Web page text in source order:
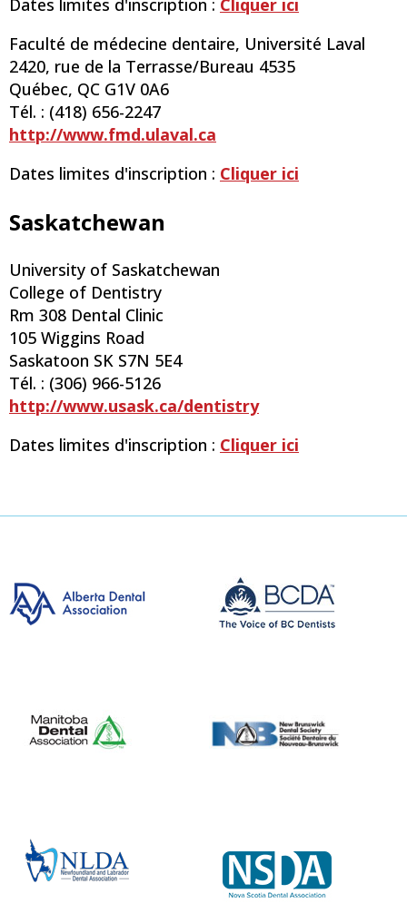
Dates limites d'inscription : Cliquer ici
Faculté de médecine dentaire, Université Laval
2420, rue de la Terrasse/Bureau 4535
Québec, QC G1V 0A6
Tél. : (418) 656-2247
http://www.fmd.ulaval.ca
Dates limites d'inscription : Cliquer ici
Saskatchewan
University of Saskatchewan
College of Dentistry
Rm 308 Dental Clinic
105 Wiggins Road
Saskatoon SK S7N 5E4
Tél. : (306) 966-5126
http://www.usask.ca/dentistry
Dates limites d'inscription : Cliquer ici